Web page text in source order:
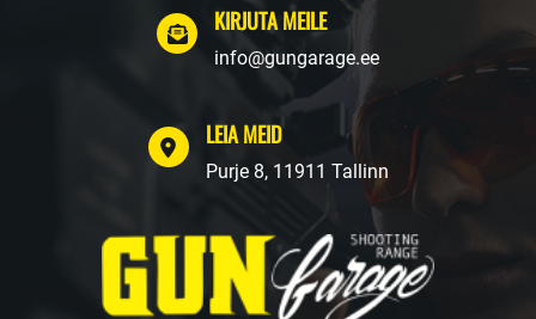
KIRJUTA MEILE
info@gungarage.ee
LEIA MEID
Purje 8, 11911 Tallinn